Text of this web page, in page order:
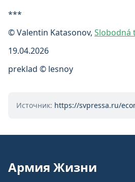
***
© Valentin Katasonov, Slobodná
19.04.2026
preklad © lesnoy
Источник: https://svpressa.ru/
Армия Жизни